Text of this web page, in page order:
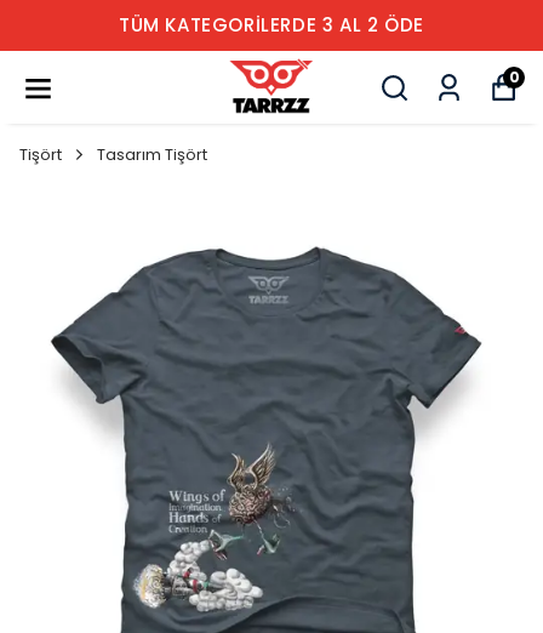
TÜM KATEGORİLERDE 3 AL 2 ÖDE
0
Tişört Tasarım Tişört